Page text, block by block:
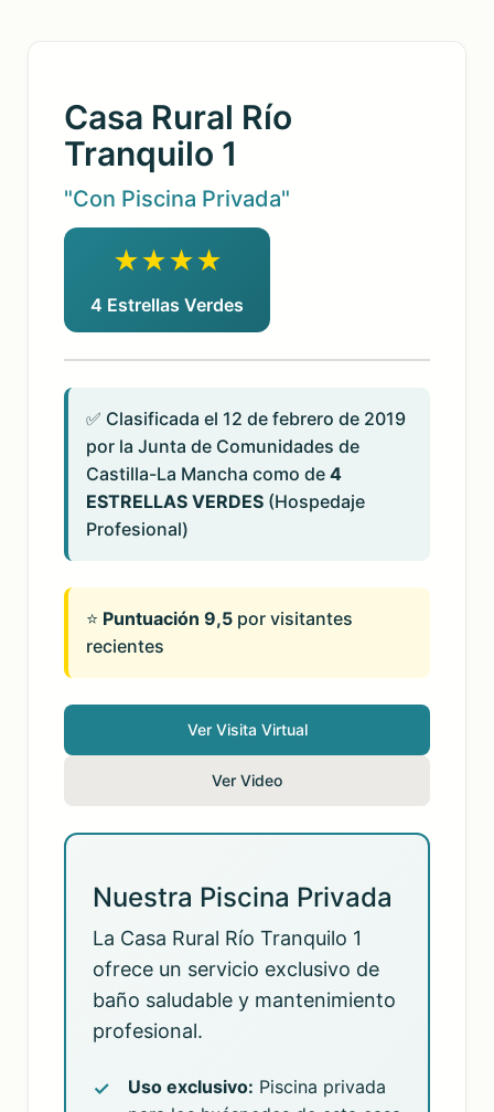
Casa Rural Río
Tranquilo 1
"Con Piscina Privada"
★★★★
4 Estrellas Verdes
✅ Clasificada el 12 de febrero de 2019
por la Junta de Comunidades de
Castilla-La Mancha como de 4
ESTRELLAS VERDES (Hospedaje
Profesional)
⭐ Puntuación 9,5 por visitantes
recientes
Ver Visita Virtual
Ver Video
Nuestra Piscina Privada
La Casa Rural Río Tranquilo 1
ofrece un servicio exclusivo de
baño saludable y mantenimiento
profesional.
Uso exclusivo: Piscina privada